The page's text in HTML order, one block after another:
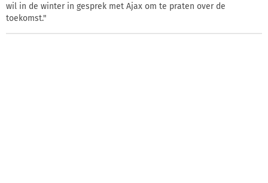
wil in de winter in gesprek met Ajax om te praten over de
toekomst."